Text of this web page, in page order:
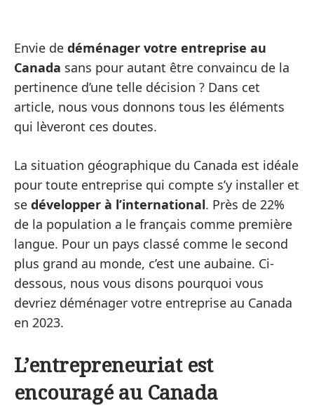
Envie de déménager votre entreprise au
Canada sans pour autant être convaincu de la
pertinence d’une telle décision ? Dans cet
article, nous vous donnons tous les éléments
qui lèveront ces doutes.
La situation géographique du Canada est idéale
pour toute entreprise qui compte s’y installer et
se développer à l’international. Près de 22%
de la population a le français comme première
langue. Pour un pays classé comme le second
plus grand au monde, c’est une aubaine. Ci-
dessous, nous vous disons pourquoi vous
devriez déménager votre entreprise au Canada
en 2023.
L’entrepreneuriat est
encouragé au Canada